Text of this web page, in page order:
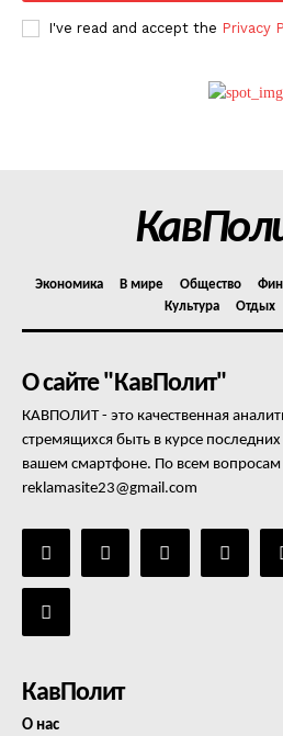
Контакты
I've read and accept the Privacy
Экономика В мире Общество
Культура
Отдых
О сайте "КавПолит"
КАВПОЛИТ - это качественная
стремящихся быть в курсе
вашем смартфоне. По всем
reklamasite23@gmail.com
КавПолит
О нас